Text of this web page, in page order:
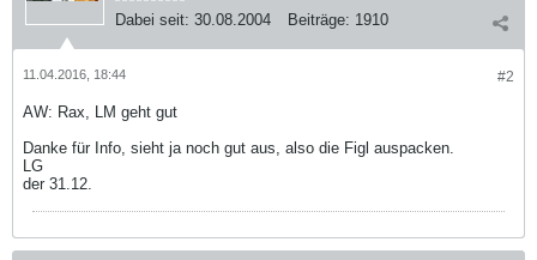
Dabei seit: 30.08.2004 Beiträge: 1910
#2
11.04.2016, 18:44
AW: Rax, LM geht gut
Danke für Info, sieht ja noch gut aus, also die Figl auspacken.
LG
der 31.12.